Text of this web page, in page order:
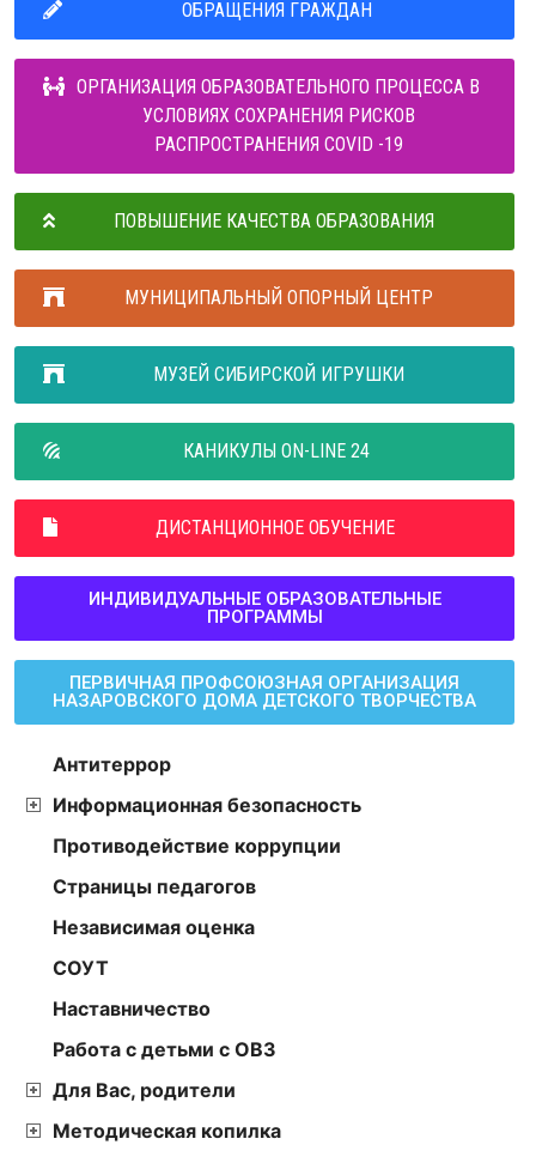
ОБРАЩЕНИЯ ГРАЖДАН
ОРГАНИЗАЦИЯ ОБРАЗОВАТЕЛЬНОГО ПРОЦЕССА В
УСЛОВИЯХ СОХРАНЕНИЯ РИСКОВ
РАСПРОСТРАНЕНИЯ COVID -19
ПОВЫШЕНИЕ КАЧЕСТВА ОБРАЗОВАНИЯ
МУНИЦИПАЛЬНЫЙ ОПОРНЫЙ ЦЕНТР
МУЗЕЙ СИБИРСКОЙ ИГРУШКИ
КАНИКУЛЫ ON-LINE 24
ДИСТАНЦИОННОЕ ОБУЧЕНИЕ
ИНДИВИДУАЛЬНЫЕ ОБРАЗОВАТЕЛЬНЫЕ
ПРОГРАММЫ
ПЕРВИЧНАЯ ПРОФСОЮЗНАЯ ОРГАНИЗАЦИЯ
НАЗАРОВСКОГО ДОМА ДЕТСКОГО ТВОРЧЕСТВА
Антитеррор
Информационная безопасность
Противодействие коррупции
Страницы педагогов
Независимая оценка
СОУТ
Наставничество
Работа с детьми с ОВЗ
Для Вас, родители
Методическая копилка